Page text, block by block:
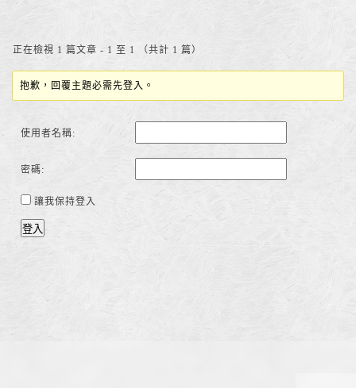
正在檢視 1 篇文章 - 1 至 1 （共計 1 篇）
抱歉，回覆主題必需先登入。
使用者名稱:
密碼:
讓我保持登入
登入